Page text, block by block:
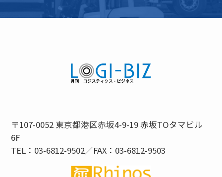
〒107-0052 東京都港区赤坂4-9-19 赤坂TOタマビル
6F
TEL：03-6812-9502／FAX：03-6812-9503